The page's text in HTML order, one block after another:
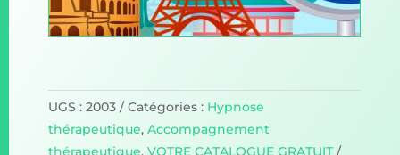
UGS : 2003 Catégories : Hypnose
thérapeutique, Accompagnement
thérapeutique, VOTRE CATALOGUE GRATUIT